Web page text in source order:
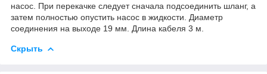
насос. При перекачке следует сначала подсоединить шланг, а
затем полностью опустить насос в жидкости. Диаметр
соединения на выходе 19 мм. Длина кабеля 3 м.
Скрыть